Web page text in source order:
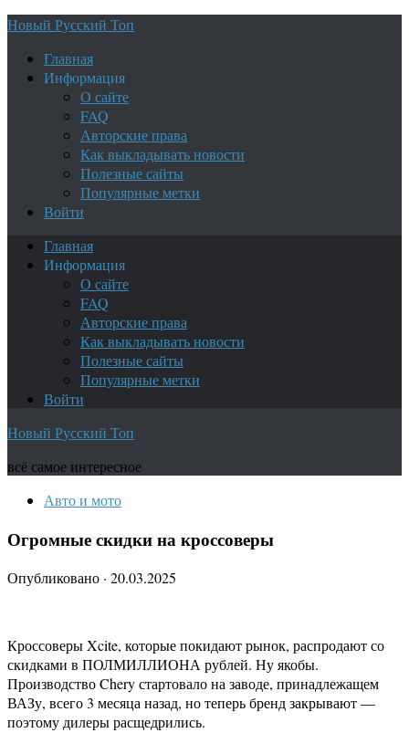
Новый Русский Топ
Главная
Информация
О сайте
FAQ
Авторские права
Как выкладывать новости
Полезные сайты
Популярные метки
Войти
Главная
Информация
О сайте
FAQ
Авторские права
Как выкладывать новости
Полезные сайты
Популярные метки
Войти
Новый Русский Топ
всё самое интересное
Авто и мото
Огромные скидки на кроссоверы
Опубликовано · 20.03.2025
Кроссоверы Xcite, которые покидают рынок, распродают со
скидками в ПОЛМИЛЛИОНА рублей. Ну якобы.
Производство Chery стартовало на заводе, принадлежащем
ВАЗу, всего 3 месяца назад, но теперь бренд закрывают —
поэтому дилеры расщедрились.